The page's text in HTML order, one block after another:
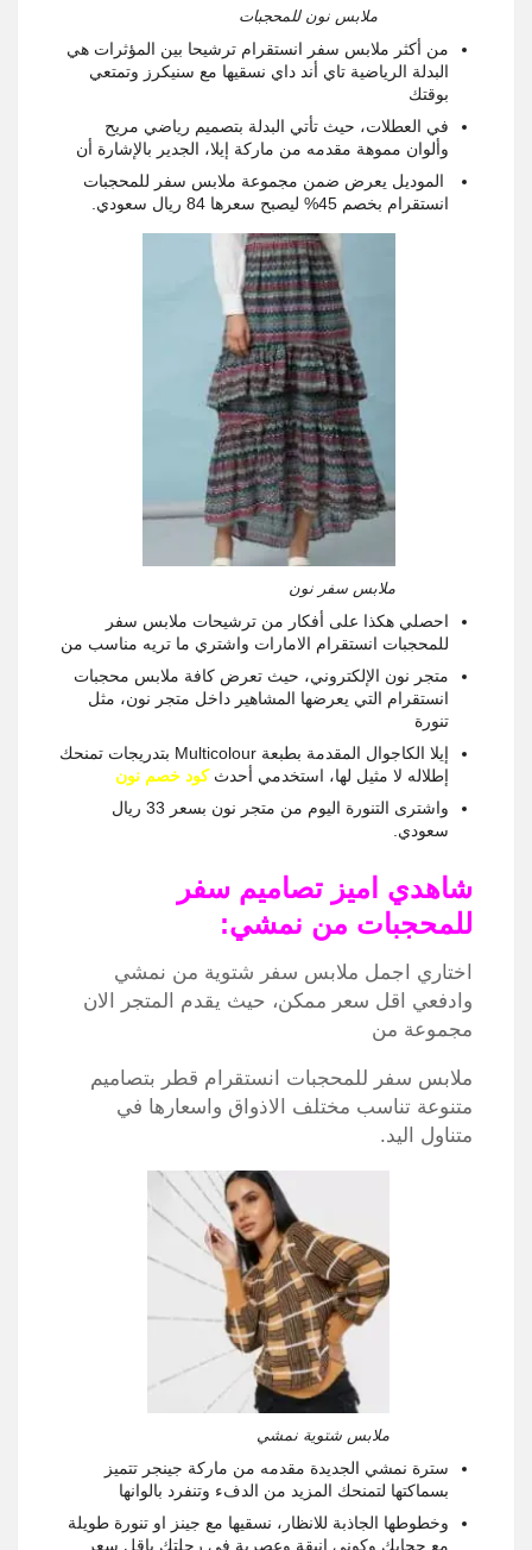
ملابس نون للمحجبات
من أكثر ملابس سفر انستقرام ترشيحا بين المؤثرات هي
البدلة الرياضية تاي أند داي نسقيها مع سنيكرز وتمتعي
بوقتك
في العطلات، حيث تأتي البدلة بتصميم رياضي مريح
وألوان مموهة مقدمه من ماركة إيلا، الجدير بالإشارة أن
الموديل يعرض ضمن مجموعة ملابس سفر للمحجبات
انستقرام بخصم 45% ليصبح سعرها 84 ريال سعودي.
ملابس سفر نون
احصلي هكذا على أفكار من ترشيحات ملابس سفر
للمحجبات انستقرام الامارات واشتري ما تريه مناسب من
متجر نون الإلكتروني، حيث تعرض كافة ملابس محجبات
انستقرام التي يعرضها المشاهير داخل متجر نون، مثل
تنورة
إيلا الكاجوال المقدمة بطبعة Multicolour بتدريجات تمنحك
إطلاله لا مثيل لها، استخدمي أحدثكود خصم نون
واشترى التنورة اليوم من متجر نون بسعر 33 ريال
سعودي.
شاهدي اميز تصاميم سفر
للمحجبات من نمشي:
اختاري اجمل ملابس سفر شتوية من نمشي
وادفعي اقل سعر ممكن، حيث يقدم المتجر الان
مجموعة من
ملابس سفر للمحجبات انستقرام قطر بتصاميم
متنوعة تناسب مختلف الاذواق واسعارها في
متناول اليد.
ملابس شتوية نمشي
سترة نمشي الجديدة مقدمه من ماركة جينجر تتميز
بسماكتها لتمنحك المزيد من الدفء وتنفرد بالوانها
وخطوطها الجاذبة للانظار، نسقيها مع جينز او تنورة طويلة
مع حجابك وكوني انيقة وعصرية في رحلتك باقل سعر